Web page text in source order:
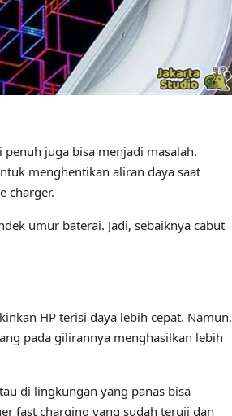
juga bisa menjadi masalah.
menghentikan aliran daya saat
charger.
umur baterai. Jadi, sebaiknya cabut
HP terisi daya lebih cepat. Namun,
pada gilirannya menghasilkan lebih
di lingkungan yang panas bisa
fast charging yang sudah teruji dan